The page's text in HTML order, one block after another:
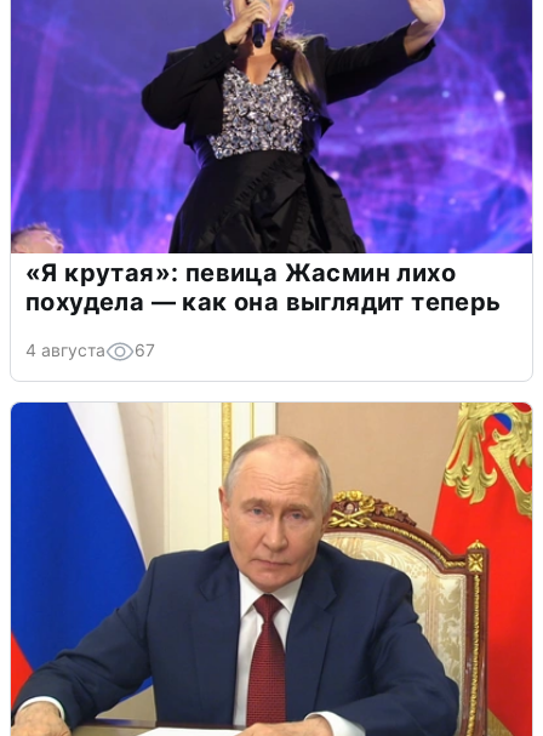
«Я крутая»: певица Жасмин лихо
похудела — как она выглядит теперь
4 августа 67